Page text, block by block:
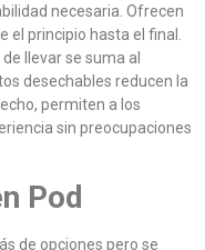
necesaria. Ofrecen
principio hasta el final.
llevar se suma al
desechables reducen la
permiten a los
sin preocupaciones
Pod
de opciones pero se